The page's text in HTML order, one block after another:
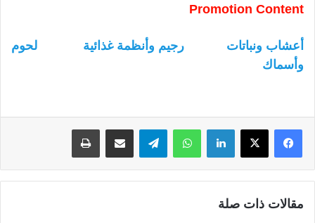
Promotion Content
أعشاب ونباتات رجيم وأنظمة غذائية
لحوم
وأسماك
لينكدإن واتساب
مقالات ذات صلة